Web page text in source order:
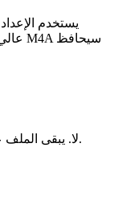
يستخدم
لا. يبقى الملف على جهازك، ويتم التحويل بالكامل في المتصفح.